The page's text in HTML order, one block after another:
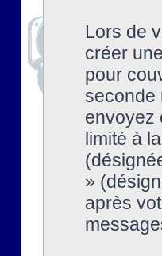
Lors de
créer
pour
seconde
envoyez
limité à
»
après